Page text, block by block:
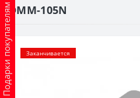
Подарки покупателямDMM-105N
Заканчивается